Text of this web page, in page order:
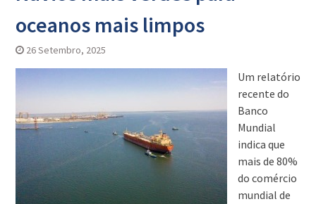
oceanos mais limpos
26 Setembro, 2025
Um relatório
recente do
Banco
Mundial
indica que
mais de 80%
do comércio
mundial de